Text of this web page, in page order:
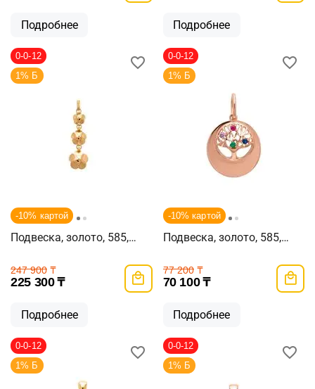
Подробнее Подробнее
0-0-12
1% Б
-10% картой
Подвеска, золото, 585,
247 900 ₸
225 300 ₸
Подробнее
0-0-12
1% Б
-10% картой
Подвеска, золото, 585,
77 200 ₸
70 100 ₸
Подробнее
0-0-12
1% Б
0-0-12
1% Б